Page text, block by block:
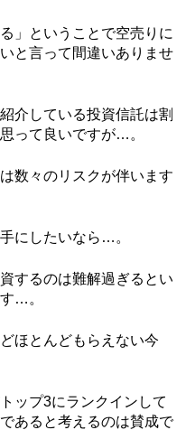
」ということで空売りに
と言って間違いありませ
介している投資信託は割
って良いですが…。
数々のリスクが伴います
にしたいなら…。
するのは難解過ぎるとい
…。
ほとんどもらえない今
ップ3にランクインして
あると考えるのは賛成で